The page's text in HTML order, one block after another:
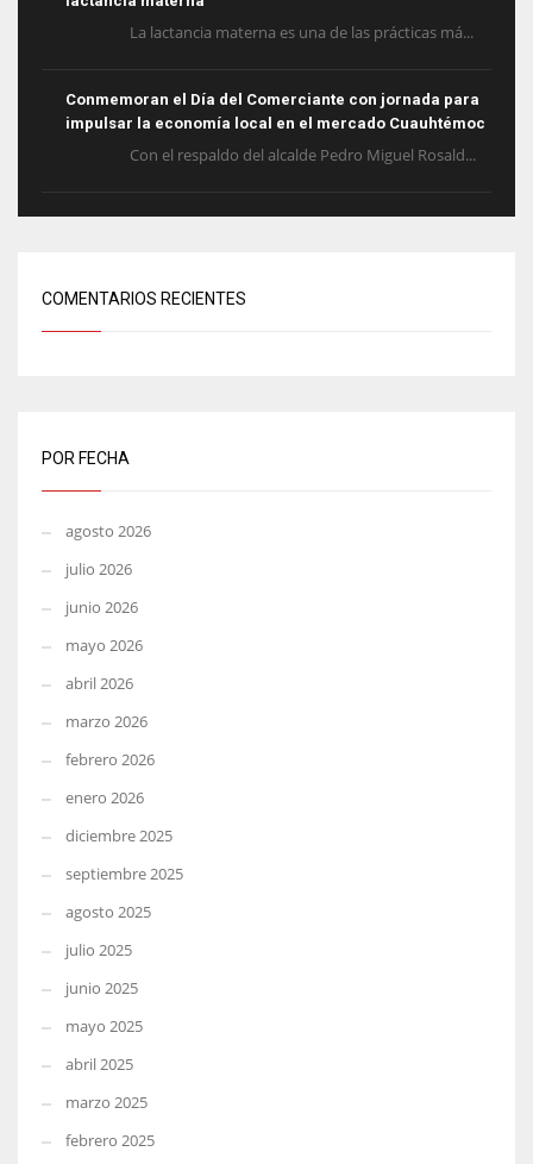
La lactancia materna es una de las prácticas má...
Conmemoran el Día del Comerciante con jornada para
impulsar la economía local en el mercado Cuauhtémoc
Con el respaldo del alcalde Pedro Miguel Rosald...
COMENTARIOS RECIENTES
POR FECHA
agosto 2026
julio 2026
junio 2026
mayo 2026
abril 2026
marzo 2026
febrero 2026
enero 2026
diciembre 2025
septiembre 2025
agosto 2025
julio 2025
junio 2025
mayo 2025
abril 2025
marzo 2025
febrero 2025